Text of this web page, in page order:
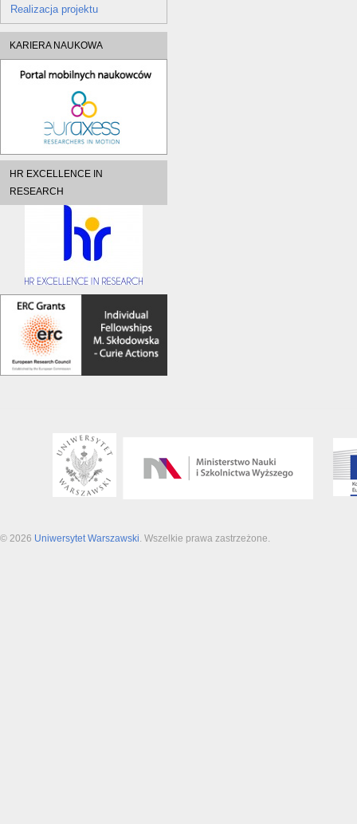
Realizacja projektu
KARIERA NAUKOWA
HR EXCELLENCE IN
RESEARCH
© 2026 Uniwersytet Warszawski . Wszelkie prawa zastrzeżone.